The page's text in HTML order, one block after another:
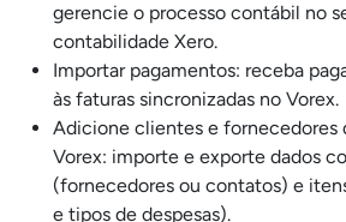
gerencie o processo contábil no
contabilidade Xero.
Importar pagamentos: receba
às faturas sincronizadas no Vorex.
Adicione clientes e fornecedores
Vorex: importe e exporte dados
(fornecedores ou contatos) e
e tipos de despesas).